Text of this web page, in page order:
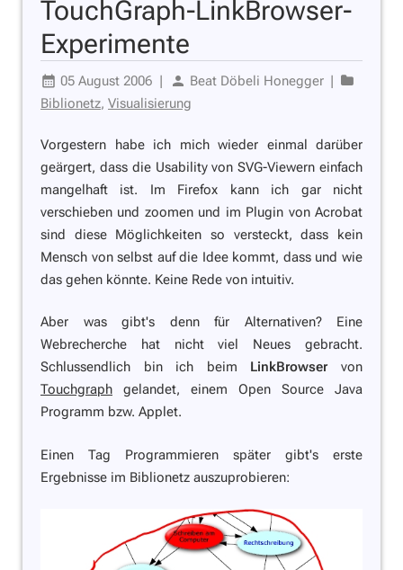
TouchGraph-LinkBrowser-
Experimente
05 August 2006 | Beat Döbeli Honegger |
Biblionetz, Visualisierung
Vorgestern habe ich mich wieder einmal darüber
geärgert, dass die Usability von SVG-Viewern einfach
mangelhaft ist. Im Firefox kann ich gar nicht
verschieben und zoomen und im Plugin von Acrobat
sind diese Möglichkeiten so versteckt, dass kein
Mensch von selbst auf die Idee kommt, dass und wie
das gehen könnte. Keine Rede von intuitiv.
Aber was gibt's denn für Alternativen? Eine
Webrecherche hat nicht viel Neues gebracht.
Schlussendlich bin ich beim LinkBrowser von
Touchgraph gelandet, einem Open Source Java
Programm bzw. Applet.
Einen Tag Programmieren später gibt's erste
Ergebnisse im Biblionetz auszuprobieren: